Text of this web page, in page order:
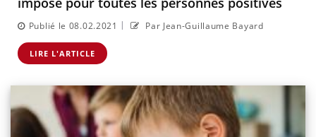
Publié le 08.02.2021 | Par Jean-Guillaume Bayard
LIRE L'ARTICLE